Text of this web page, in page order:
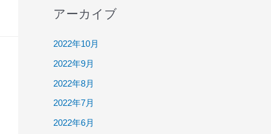
アーカイブ
2022年10月
2022年9月
2022年8月
2022年7月
2022年6月